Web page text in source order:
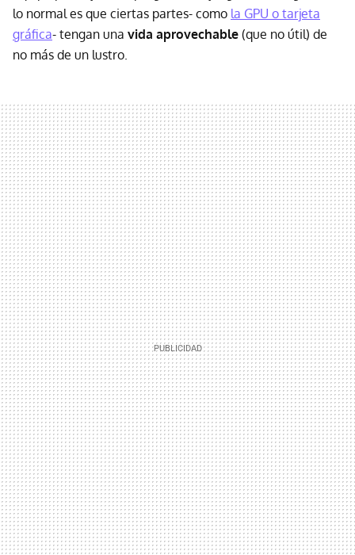
lo normal es que ciertas partes- como la GPU o tarjeta
gráfica- tengan una vida aprovechable (que no útil) de
no más de un lustro.